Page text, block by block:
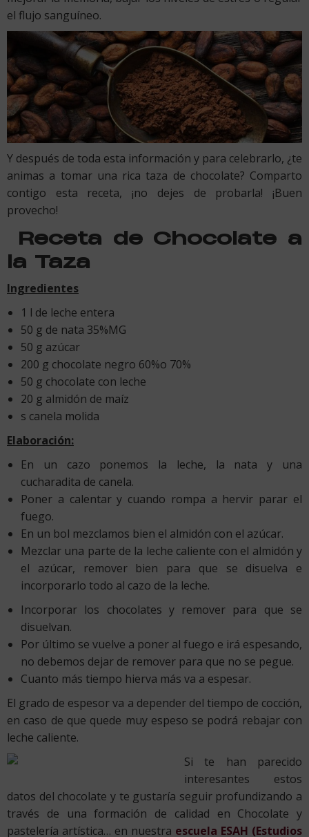
el flujo sanguíneo.
Y después de toda esta información y para celebrarlo, ¿te
animas a tomar una rica taza de chocolate? Comparto
contigo esta receta, ¡no dejes de probarla! ¡Buen
provecho!
Receta de Chocolate a
la Taza
Ingredientes
1 l de leche entera
50 g de nata 35%MG
50 g azúcar
200 g chocolate negro 60%o 70%
50 g chocolate con leche
20 g almidón de maíz
s canela molida
Elaboración:
En un cazo ponemos la leche, la nata y una
cucharadita de canela.
Poner a calentar y cuando rompa a hervir parar el
fuego.
En un bol mezclamos bien el almidón con el azúcar.
Mezclar una parte de la leche caliente con el almidón y
el azúcar, remover bien para que se disuelva e
incorporarlo todo al cazo de la leche.
Incorporar los chocolates y remover para que se
disuelvan.
Por último se vuelve a poner al fuego e irá espesando,
no debemos dejar de remover para que no se pegue.
Cuanto más tiempo hierva más va a espesar.
El grado de espesor va a depender del tiempo de cocción,
en caso de que quede muy espeso se podrá rebajar con
leche caliente.
Si te han parecido
interesantes estos
datos del chocolate y te gustaría seguir profundizando a
través de una formación de calidad en Chocolate y
pastelería artística… en nuestra escuela ESAH (Estudios